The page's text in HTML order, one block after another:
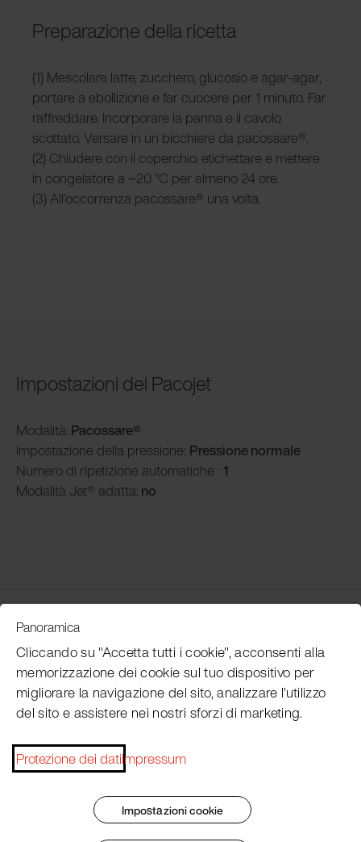
Preparazione della ricetta
(1) Mescolare latte, zucchero, glucosio e agar-agar,
portare a ebollizione e far cuocere per 1 minuto. Far
raffreddare. Incorporare la panna e il cavolo
scottato. Versare in un bicchiere da pacossare®.
(2) Chiudere con il coperchio, etichettare e mettere
in congelatore a −20 °C per almeno 24 ore.
(3) All’occorrenza pacossare® una volta.
Impostazioni del Pacojet
Modalità: Pacossare®
Impostazione della pressione: Pressione normale
Numero di ripetizione automatiche : 1
Modalità Jet® adatta: no
Customer Service
Subscribe Pacojet Newsletter
Would you like to be regularly updated on news, event
Panoramica
Cliccando su "Accetta tutti i cookie", acconsenti alla
memorizzazione dei cookie sul tuo dispositivo per
migliorare la navigazione del sito, analizzare l'utilizzo
del sito e assistere nei nostri sforzi di marketing.
Protezione dei datiImpressum
Impostazioni cookie